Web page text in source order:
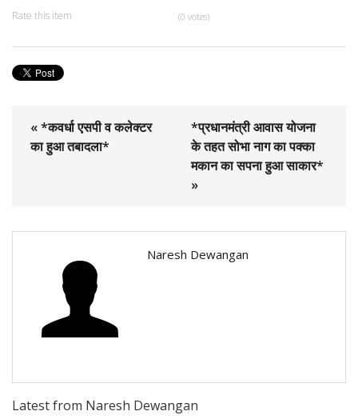
Rate this item (0 votes)
« *कवर्धा एसपी व कलेक्टर
का हुआ तबादला*
*प्रधानमंत्री आवास योजना
के तहत सोभा नाग का पक्का
मकान का सपना हुआ साकार*
»
Naresh Dewangan
Latest from Naresh Dewangan